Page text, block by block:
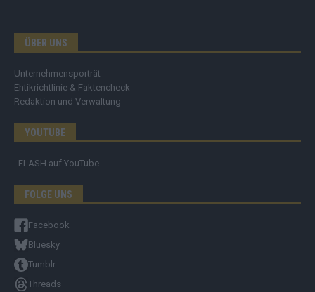
ÜBER UNS
Unternehmensporträt
Ehtikrichtlinie & Faktencheck
Redaktion und Verwaltung
YOUTUBE
FLASH auf YouTube
FOLGE UNS
Facebook
Bluesky
Tumblr
Threads